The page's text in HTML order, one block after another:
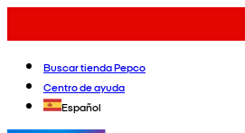
Buscar tienda Pepco
Centro de ayuda
Español